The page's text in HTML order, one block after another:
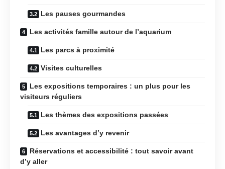
Les pauses gourmandes
Les activités famille autour de l’aquarium
Les parcs à proximité
Visites culturelles
Les expositions temporaires : un plus pour les
visiteurs réguliers
Les thèmes des expositions passées
Les avantages d’y revenir
Réservations et accessibilité : tout savoir avant
d’y aller